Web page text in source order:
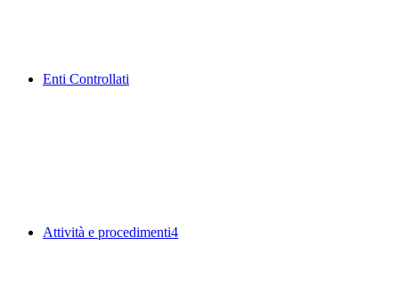
Enti Controllati
Attività e procedimenti4